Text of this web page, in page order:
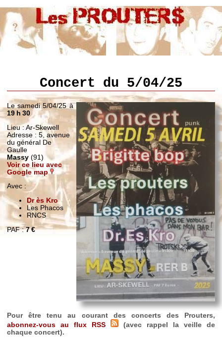
Concert du 5/04/25
Le samedi 5/04/25 à
19 h 30
Lieu : Ar-Skewell
Adresse : 5, avenue
du général De
Gaulle
Massy(91)
Voir ce lieu avec
Google map
Avec :
Dr ès Kro
Les Phacos
RNCS
PAF :7 €
Pour être tenu au courant des concerts des Prouters,
abonnez-vous au flux RSS
(avec rappel la veille de
chaque concert).